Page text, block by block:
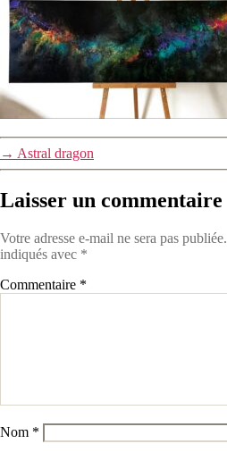
→ Astral dragon
Laisser un commentaire
Votre adresse e-mail ne sera pas publiée.
indiqués avec *
Commentaire *
Nom *